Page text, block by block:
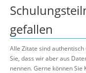
gefallen
Alle Zitate sind
Sie, dass wir aber aus
nennen. Gerne können